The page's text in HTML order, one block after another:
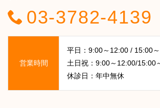
03-3782-4139
営業時間
平日：9:00～12:00 / 15:00
土日祝：9:00～12:00/15:00
休診日：年中無休